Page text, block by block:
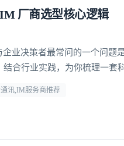
厂商选型核心逻辑
业决策者最常问的一个问题
合行业实践，为你梳理一套
讯,IM服务商推荐